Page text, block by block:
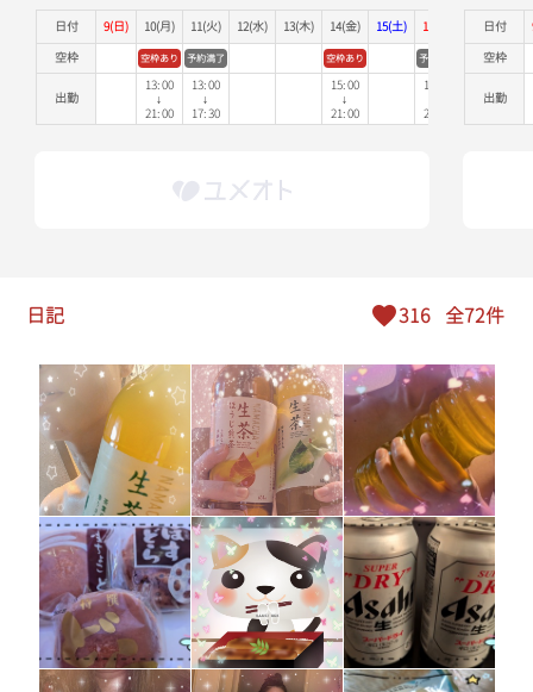
18:50
19:00
19:50
20:00
20:10
20:20
20:30
20:40
20:50
21:00
日付 9(日) 10(月) 11(火) 12(水) 13(木) 14(金) 15(土) 16(日) 17(月)
空枠
空枠あり 予約満了 空枠あり 予約満了
出勤
13:00
↓
21:00
13:00
↓
17:30
15:00
↓
21:00
17:00
20:00
日付
空枠
出勤
日記 316 全72件